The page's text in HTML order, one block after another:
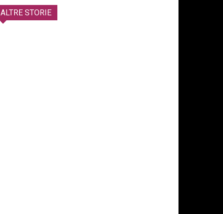
ALTRE STORIE